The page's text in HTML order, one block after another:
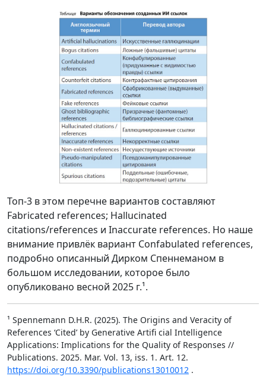
Топ-3 в этом перечне вариантов составляют
Fabricated references; Hallucinated
citations/references и Inaccurate references. Но наше
внимание привлёк вариант Confabulated references,
подробно описанный Дирком Спеннеманом в
большом исследовании, которое было
опубликовано весной 2025 г.¹.
¹ Spennemann D.H.R. (2025). The Origins and Veracity of
References ‘Cited’ by Generative Artifi cial Intelligence
Applications: Implications for the Quality of Responses //
Publications. 2025. Mar. Vol. 13, iss. 1. Art. 12.
https://doi.org/10.3390/publications13010012 .